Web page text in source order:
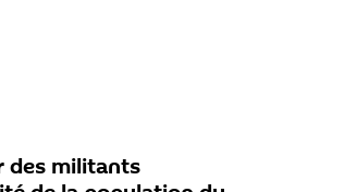
des militants